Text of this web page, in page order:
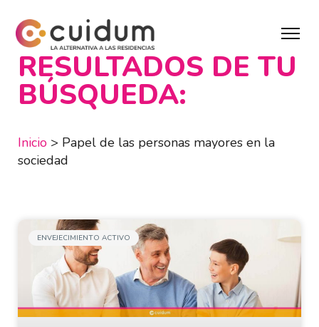
RESULTADOS DE TU
BÚSQUEDA:
Inicio > Papel de las personas mayores en la
sociedad
ENVEJECIMIENTO ACTIVO